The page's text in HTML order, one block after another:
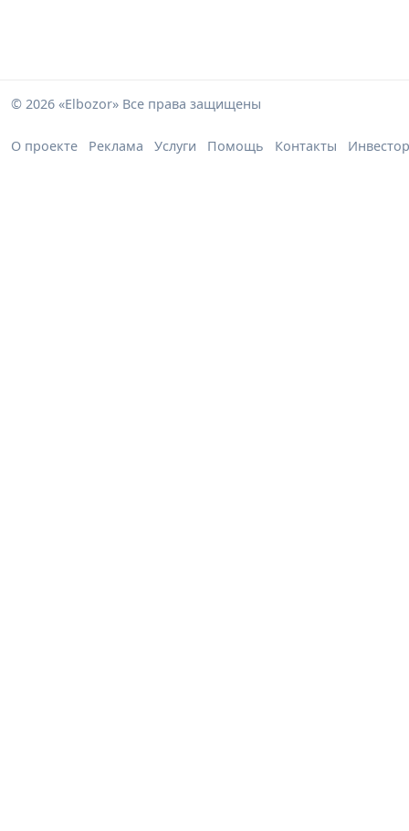
© 2026 «Elbozor» Все права защищены
О проекте Реклама Услуги Помощь Контакты